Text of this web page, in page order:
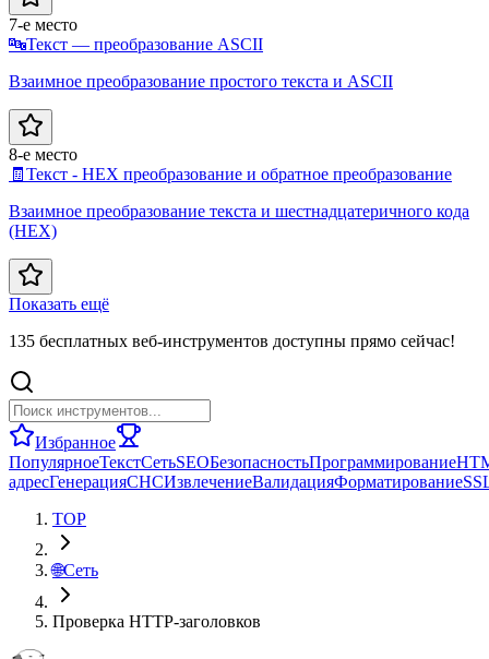
7-е место
🔤Текст — преобразование ASCII
Взаимное преобразование простого текста и ASCII
8-е место
🧾 Текст - HEX преобразование и обратное преобразование
Взаимное преобразование текста и шестнадцатеричного кода
(HEX)
Показать ещё
135 бесплатных веб-инструментов доступны прямо сейчас!
Избранное
ПопулярноеТекстСетьSEOБезопасностьПрограммирование
адресГенерацияСНСИзвлечениеВалидацияФорматирование
TOP
🌐Сеть
Проверка HTTP-заголовков